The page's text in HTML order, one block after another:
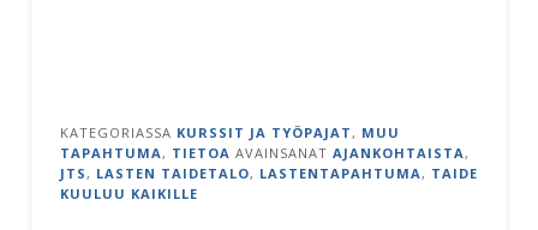
KATEGORIASSA KURSSIT JA TYÖPAJAT , MUU
TAPAHTUMA , TIETOA AVAINSANAT AJANKOHTAISTA ,
JTS , LASTEN TAIDETALO, LASTENTAPAHTUMA , TAIDE
KUULUU KAIKILLE